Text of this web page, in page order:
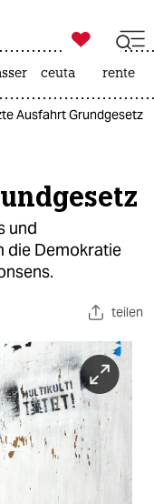

taz zahl ich
ceuta rente
Ausfahrt Grundgesetz
und
die Demokratie
teilen